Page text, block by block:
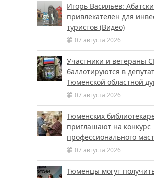
Игорь Васильев:
привлекателен для
туристов (Видео)
07 августа 2026
Участники и ветераны
баллотируются в
Тюменской областной
07 августа 2026
Тюменских
приглашают на конкурс
профессионального
07 августа 2026
Тюменцы могут